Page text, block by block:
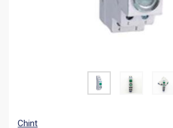
Chint